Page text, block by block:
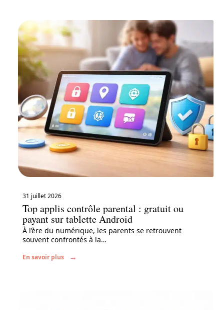
31 juillet 2026
Top applis contrôle parental : gratuit ou
payant sur tablette Android
À l’ère du numérique, les parents se retrouvent
souvent confrontés à la…
En savoir plus